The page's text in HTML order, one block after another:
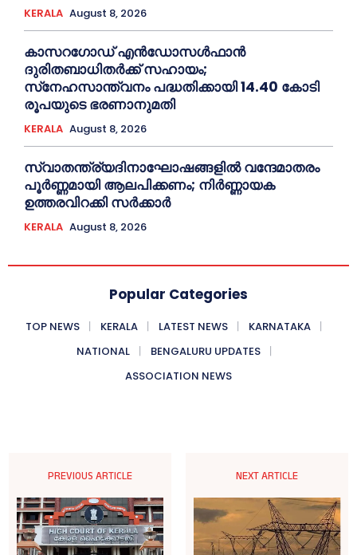
KERALA August 8, 2026
കാസറഗോഡ് എന്‍ഡോസള്‍ഫാന്‍
ദുരിതബാധിതര്‍ക്ക് സഹായം;
സ്‌നേഹസാന്ത്വനം പദ്ധതിക്കായി 14.40 കോടി
രൂപയുടെ ഭരണാനുമതി
KERALA August 8, 2026
സ്വാതന്ത്ര്യദിനാഘോഷങ്ങളില്‍ വന്ദേമാതരം
പൂര്‍ണ്ണമായി ആലപിക്കണം; നിര്‍ണ്ണായക
ഉത്തരവിറക്കി സര്‍ക്കാര്‍
KERALA August 8, 2026
Popular Categories
TOP NEWS KERALA LATEST NEWS
KARNATAKA
NATIONAL
BENGALURU UPDATES
ASSOCIATION NEWS
PREVIOUS ARTICLE NEXT ARTICLE